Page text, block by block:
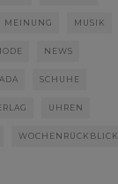
MEINUNG MUSIK
NEWS
SCHUHE
UHREN
WOCHENRÜCKBLICK